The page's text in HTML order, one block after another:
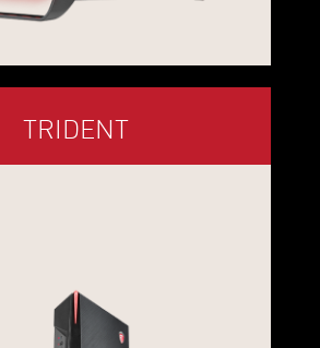
TRIDENT